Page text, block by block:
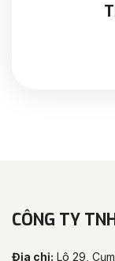
CÔNG TY
Địa chỉ: Lô 29,